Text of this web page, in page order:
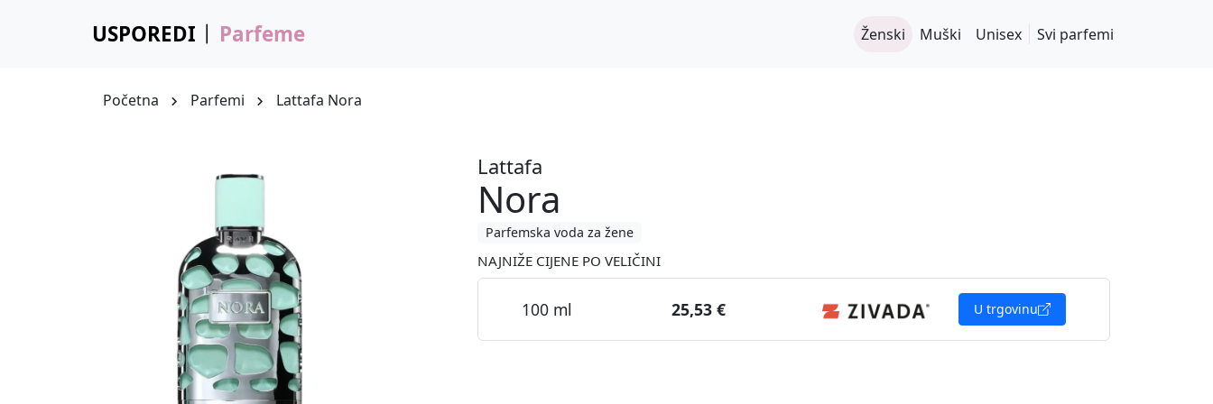
USPOREDI Parfeme Ženski Muški Unisex Svi parfemi
Početna Parfemi Lattafa Nora
Lattafa
Nora
Parfemska voda za žene
NAJNIŽE CIJENE PO VELIČINI
100 ml 25,53 € U trgovinu